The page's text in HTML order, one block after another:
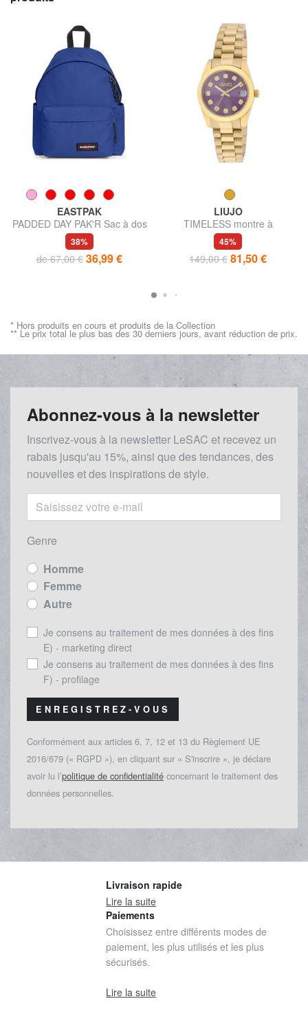
EASTPAK
PADDED DAY PAK'R Sac à dos
pour ordinateur portable 14"
38%
de 67,00 € 36,99 €
LIUJO
TIMELESS montre à
mouvement quartz
45%
149,00 € 81,50 €
* Hors produits en cours et produits de la Collection
** Le prix total le plus bas des 30 derniers jours, avant réduction de prix.
Abonnez-vous à la newsletter
Inscrivez-vous à la newsletter LeSAC et recevez un
rabais jusqu'au 15%, ainsi que des tendances, des
nouvelles et des inspirations de style.
Genre
Homme
Femme
Autre
Je consens au traitement de mes données à des fins
E) - marketing direct
Je consens au traitement de mes données à des fins
F) - profilage
ENREGISTREZ-VOUS
Conformément aux articles 6, 7, 12 et 13 du Règlement UE
2016/679 (« RGPD »), en cliquant sur « S'inscrire », je déclare
avoir lu l’politique de confidentialité concernant le traitement des
données personnelles.
Livraison rapide
Lire la suite
Paiements
Choisissez entre différents modes de
paiement, les plus utilisés et les plus
sécurisés.
Lire la suite